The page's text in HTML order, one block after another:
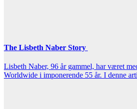
The Lisbeth Naber Story
Lisbeth Naber, 96 år gammel, har været
Worldwide i imponerende 55 år. I denne